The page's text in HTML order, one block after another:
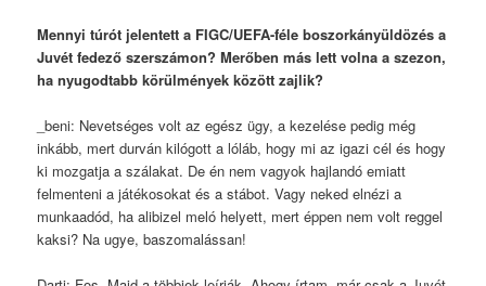
Mennyi túrót jelentett a FIGC/UEFA-féle boszorkányüldözés a
Juvét fedező szerszámon? Merőben más lett volna a szezon,
ha nyugodtabb körülmények között zajlik?
_beni: Nevetséges volt az egész ügy, a kezelése pedig még
inkább, mert durván kilógott a lóláb, hogy mi az igazi cél és hogy
ki mozgatja a szálakat. De én nem vagyok hajlandó emiatt
felmenteni a játékosokat és a stábot. Vagy neked elnézi a
munkaadód, ha alibizel meló helyett, mert éppen nem volt reggel
kaksi? Na ugye, baszomalássan!